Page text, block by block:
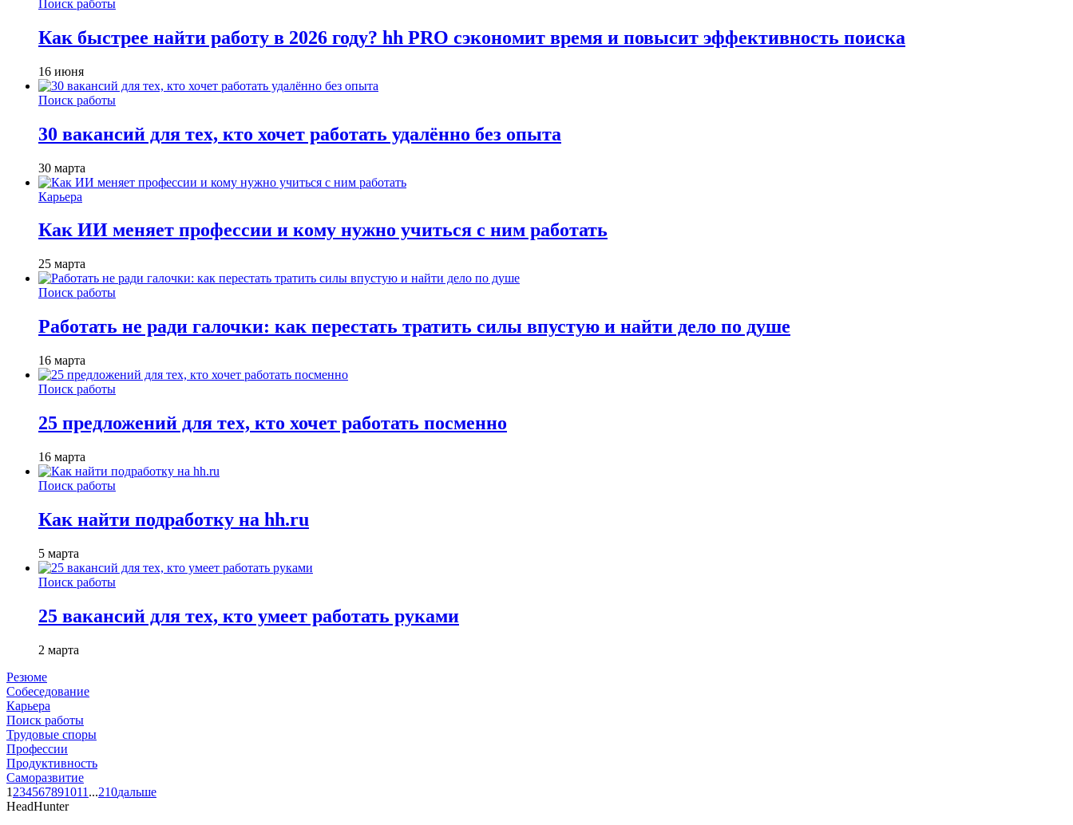
Поиск работы
Как быстрее найти работу в 2026 году? hh PRO сэкономит время и повысит эффективность поиска
16 июня
Поиск работы
30 вакансий для тех, кто хочет работать удалённо без опыта
30 марта
Карьера
Как ИИ меняет профессии и кому нужно учиться с ним работать
25 марта
Поиск работы
Работать не ради галочки: как перестать тратить силы впустую и найти дело по душе
16 марта
Поиск работы
25 предложений для тех, кто хочет работать посменно
16 марта
Поиск работы
Как найти подработку на hh.ru
5 марта
Поиск работы
25 вакансий для тех, кто умеет работать руками
2 марта
Резюме
Собеседование
Карьера
Поиск работы
Трудовые споры
Профессии
Продуктивность
Саморазвитие
1 234567891011 ...210дальше
HeadHunter